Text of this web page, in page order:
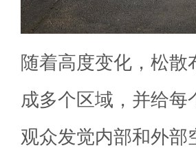
随着高度变化，松
成多个区域，并给
观众发觉内部和外部